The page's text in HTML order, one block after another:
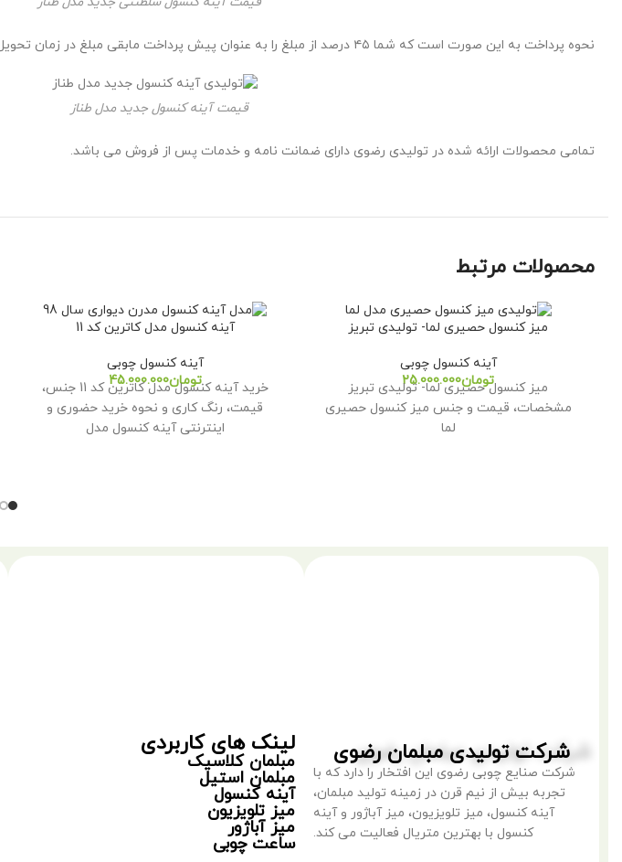
نحوه پرداخت به این صورت است که شما ۴۵ درصد از مبلغ را به عنوان پیش پرداخت مابقی مبلغ در زمان تحویل کار به شرکت باربری دریافت خواهد شد.
قیمت آینه کنسول جدید مدل طناز
تمامی محصولات ارائه شده در تولیدی رضوی دارای ضمانت نامه و خدمات پس از فروش می باشد.
محصولات مرتبط
میز کنسول حصیری لما- تولیدی تبریز
آینه کنسول چوبی
تومان
میز کنسول حصیری لما- تولیدی تبریز
مشخصات، قیمت و جنس میز کنسول حصیری
لما
آینه کنسول مدل کاترین کد 11
آینه کنسول چوبی
تومان
خرید آینه کنسول مدل کاترین کد 11 جنس،
قیمت، رنگ کاری و نحوه خرید حضوری و
اینترنتی آینه کنسول مدل
شرکت تولیدی مبلمان رضوی
شرکت صنایع چوبی رضوی این افتخار را دارد که با
تجربه بیش از نیم قرن در زمینه تولید مبلمان،
آینه کنسول، میز تلویزیون، میز آباژور و آینه
کنسول با بهترین متریال فعالیت می کند.
لینک های کاربردی
مبلمان کلاسیک
مبلمان استیل
آینه کنسول
میز تلویزیون
میز آباژور
ساعت چوبی